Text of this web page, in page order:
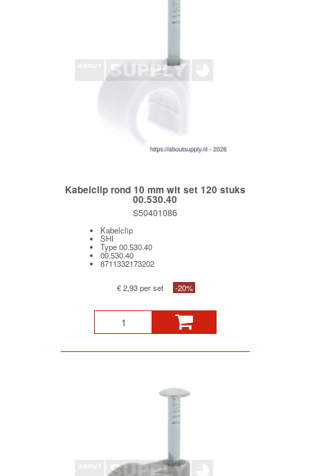
Kabelclip rond 10 mm wit set 120 stuks
00.530.40
S50401086
Kabelclip
SHI
Type 00.530.40
00.530.40
8711332173202
€ 2,93 per set -20%